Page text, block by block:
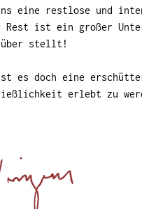
eine restlose und
ist ein großer
stellt!
es doch eine
erlebt zu